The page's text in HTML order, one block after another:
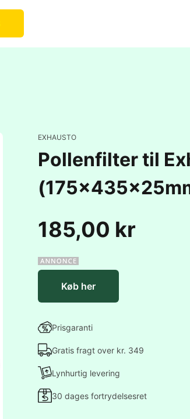
EXHAUSTO
Pollenfilter til
185,00 kr
Køb her
Prisgaranti
Gratis fragt over kr. 349
Lynhurtig levering
30 dages fortrydelsesret